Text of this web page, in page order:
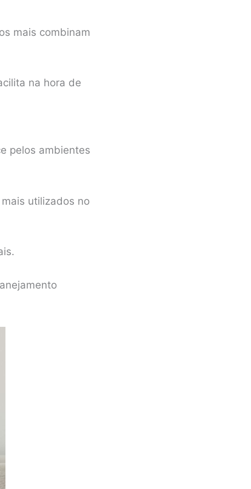
mais combinam
na hora de
pelos ambientes
utilizados no